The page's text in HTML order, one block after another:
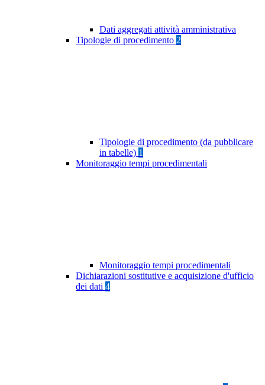
Dati aggregati attività amministrativa
Tipologie di procedimento 2
Tipologie di procedimento (da pubblicare
in tabelle) 1
Monitoraggio tempi procedimentali
Monitoraggio tempi procedimentali
Dichiarazioni sostitutive e acquisizione d'ufficio
dei dati 4